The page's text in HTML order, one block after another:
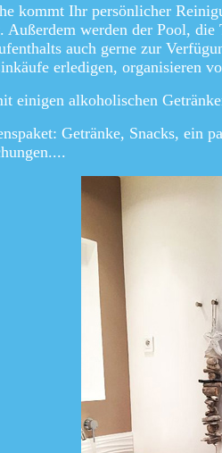
kommt Ihr persönlicher
werden der Pool, die
auch gerne zur
erledigen, organisieren
einigen alkoholischen
Getränke, Snacks, ein